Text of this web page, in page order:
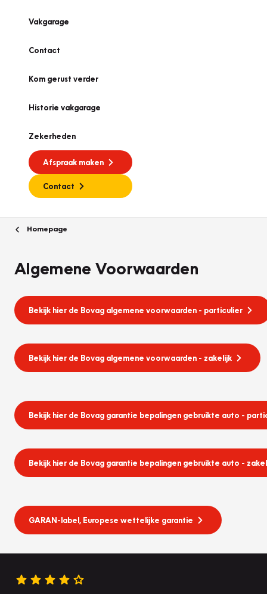
Vakgarage
Contact
Kom gerust verder
Historie vakgarage
Zekerheden
Afspraak maken
Contact
Homepage
Algemene Voorwaarden
Bekijk hier de Bovag algemene voorwaarden - particulier
Bekijk hier de Bovag algemene voorwaarden - zakelijk
Bekijk hier de Bovag garantie bepalingen gebruikte auto -
Bekijk hier de Bovag garantie bepalingen gebruikte auto -
GARAN-label, Europese wettelijke garantie